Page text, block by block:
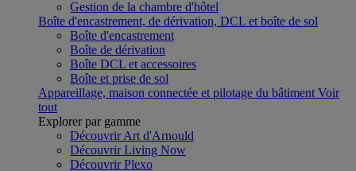
Gestion de la chambre d'hôtel
Boîte d'encastrement, de dérivation, DCL et boîte de sol
Boîte d'encastrement
Boîte de dérivation
Boîte DCL et accessoires
Boîte et prise de sol
Appareillage, maison connectée et pilotage du bâtiment Voir
tout
Explorer par gamme
Découvrir Art d'Arnould
Découvrir Living Now
Découvrir Plexo